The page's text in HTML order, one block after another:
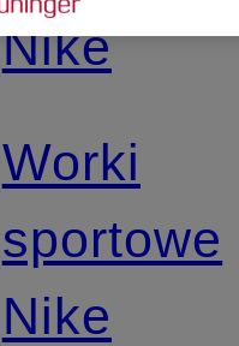
Nike
Worki
sportowe
Nike